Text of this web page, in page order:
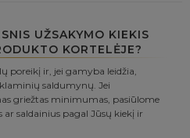
UŽSAKYMO KIEKIS
KORTELĖJE?
poreikį ir, jei gamyba leidžia,
saldumynų. Jei
griežtas minimumas, pasiūlome
saldainius pagal Jūsų kiekį ir